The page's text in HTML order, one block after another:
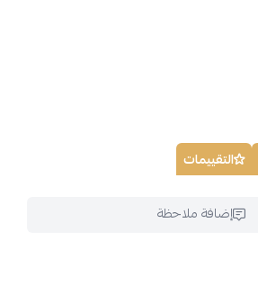
التقييمات
إضافة ملاحظة